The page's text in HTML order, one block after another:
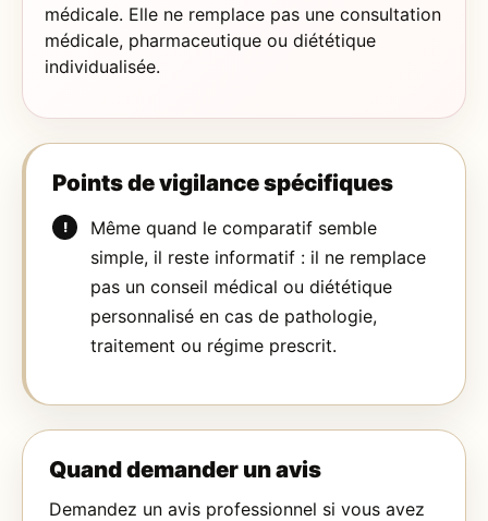
médicale. Elle ne remplace pas une consultation
médicale, pharmaceutique ou diététique
individualisée.
Points de vigilance spécifiques
Même quand le comparatif semble
simple, il reste informatif : il ne remplace
pas un conseil médical ou diététique
personnalisé en cas de pathologie,
traitement ou régime prescrit.
Quand demander un avis
Demandez un avis professionnel si vous avez